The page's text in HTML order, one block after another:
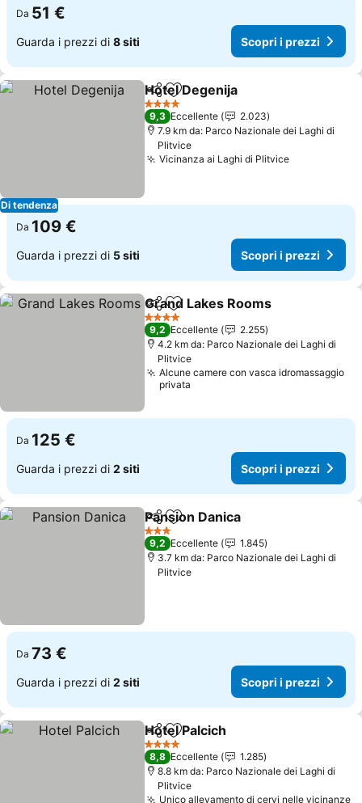
Da 51 €
Guarda i prezzi di 8 siti Scopri i prezzi
Di tendenza
CondividiAggiungi ai preferiti
Hotel Degenija
4 Stelle
9,3 Eccellente
2.023
7.9 km da: Parco Nazionale dei Laghi di
Plitvice
Vicinanza ai Laghi di PlitviceScopri i
Da 109 €
Guarda i prezzi di 5 siti Scopri i prezzi
CondividiAggiungi ai preferiti
Grand Lakes Rooms
4 Stelle
9,2 Eccellente
2.255
4.2 km da: Parco Nazionale dei Laghi di
Plitvice
Alcune camere con vasca idromassaggio
privata
Da 125 €
Guarda i prezzi di 2 siti Scopri i prezzi
CondividiAggiungi ai preferiti
Pansion Danica
3 Stelle
9,2 Eccellente
1.845
3.7 km da: Parco Nazionale dei Laghi di
Plitvice
Da 73 €
Guarda i prezzi di 2 siti Scopri i prezzi
CondividiAggiungi ai preferiti
Hotel Palcich
4 Stelle
8,8 Eccellente
1.285
8.8 km da: Parco Nazionale dei Laghi di
Plitvice
Unico allevamento di cervi nelle vicinanze